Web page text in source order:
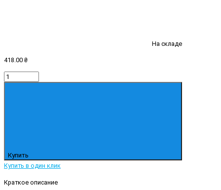
На складе
418.00 ₴
Купить
Купить в один клик
Краткое описание